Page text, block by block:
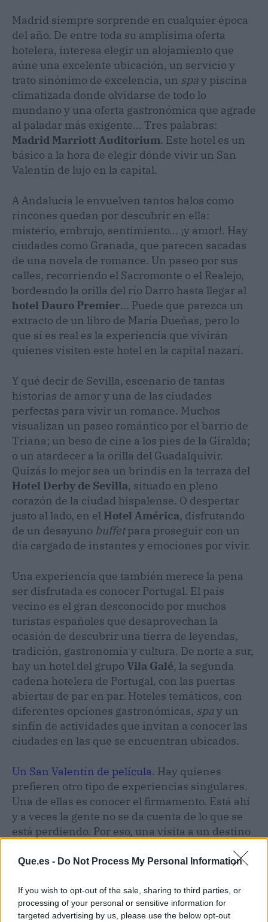
Que.es - Do Not Process My Personal Information
If you wish to opt-out of the sale, sharing to third parties, or
processing of your personal or sensitive information for
targeted advertising by us, please use the below opt-out
Madrid siempre sorprende en cualquier época
del año. De entre toda su amplísima oferta
hotelera, interesa elegir un alojamiento que
aúne una excelente ubicación, un servicio y
trato sinónimo de excelencia, un spay piscina
climatizada donde olvidarse de todo lo
mundano y una oferta gastronómica que agrade
al paladar más exigente... Tres palabras:
Madrid Marriott Auditorium. Este hotel es un
básico a la hora de elegir dónde vivir un San
Valentín de lujo en la capital.
A Andalucía le envuelven tantos halos como
rincones quedan por descubrir en ella:
misterio, embrujo, sentimiento... ¡y amor!. Hay
ciudades como Granada, que parecen sacadas
de una novela de romance. Un paseo por sus
calles, recorriendo el Sacromonte o el Realejo,
bordeando la orilla del río Darro hasta llegar al
hotel Dauro Premier... Puede que parezca un
extracto de un libro de María Dueñas, pero lo
que sí es real es la experiencia que vivirán
quienes visiten este hotel en la capital nazarí.
Y qué decir de Sevilla, escenario de tantas
historias de amor y una de las ciudades
perfectas para vivir un romance. Muchos
visualizan un paseo romántico por el barrio de
Triana; un beso de cine a los pies de la Giralda;
o un atardecer a la orilla del Guadalquivir.
Quizás lo mejor sea un brindis en la terraza del
Hotel Derby de Sevilla, situado en pleno
corazón de la ciudad hispalense. O despertar
justo al lado, en el Hotel América, disfrutando
de un desayuno buffetpara proseguir con un
día cargado de instantes y emociones por vivir.
Una experiencia que también merece la pena
ser disfrutada es conocer Portugal. El país
vecino es el gran desconocido por muchos
turistas españoles que desaprovechan la
ocasión de descubrir una tierra de leyendas,
tradición, gastronomía y cultura. De norte a sur,
hay un hotel del grupo Vila Galé, la segunda
cadena hotelera de Portugal, con las puertas
abiertas de par en par. Hoteles temáticos, con
diferentes opciones gastronómicas, spay un
sinfín de actividades que invitan a conocer las
ciudades en las que se encuentran ubicados.
Un San Valentín de película. Hay quienes
prefieren otro tipo de experiencias singulares.
Una de ellas es conocer el firmamento. Está ahí
y a veces la gente no se da cuenta de lo que se
está perdiendo. Por eso, una visita a un destino
Starlight, es un regalo espectacular. Como
castillos que hay en España, gracias a una visita
guiada o teatralizada, dentro de laRed de